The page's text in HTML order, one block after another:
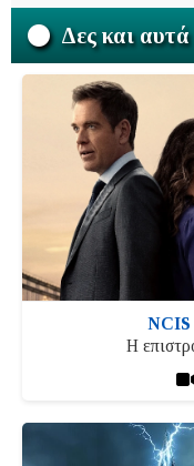
Δες και αυτά
NCIS
Η